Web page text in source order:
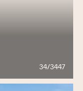
34/3447